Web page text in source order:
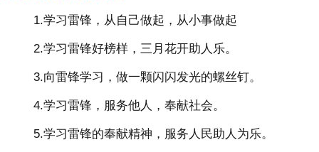
1.学习雷锋，从自己做起，从小事做起
2.学习雷锋好榜样，三月花开助人乐。
3.向雷锋学习，做一颗闪闪发光的螺丝钉。
4.学习雷锋，服务他人，奉献社会。
5.学习雷锋的奉献精神，服务人民助人为乐。